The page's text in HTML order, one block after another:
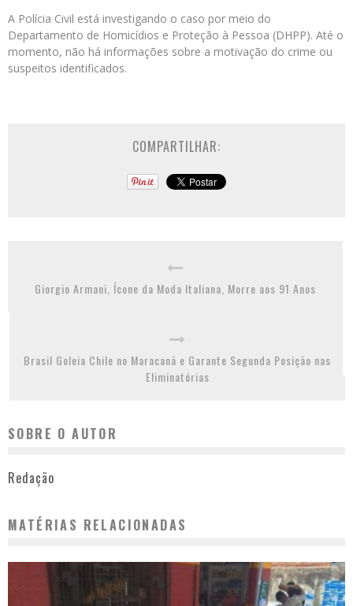
A Polícia Civil está investigando o caso por meio do
Departamento de Homicídios e Proteção à Pessoa (DHPP). Até o
momento, não há informações sobre a motivação do crime ou
suspeitos identificados.
COMPARTILHAR:
Giorgio Armani, Ícone da Moda Italiana, Morre aos 91 Anos
Brasil Goleia Chile no Maracanã e Garante Segunda Posição nas
Eliminatórias
SOBRE O AUTOR
Redação
MATÉRIAS RELACIONADAS